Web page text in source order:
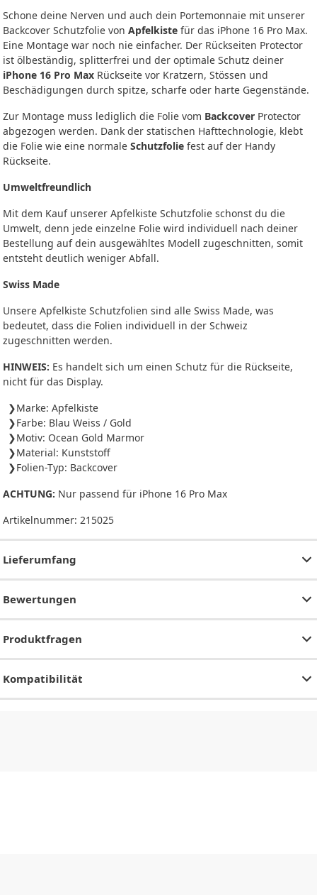
Schone deine Nerven und auch dein Portemonnaie mit unserer
Backcover Schutzfolie von Apfelkiste für das iPhone 16 Pro Max.
Eine Montage war noch nie einfacher. Der Rückseiten Protector
ist ölbeständig, splitterfrei und der optimale Schutz deiner
iPhone 16 Pro Max Rückseite vor Kratzern, Stössen und
Beschädigungen durch spitze, scharfe oder harte Gegenstände.
Zur Montage muss lediglich die Folie vom Backcover Protector
abgezogen werden. Dank der statischen Hafttechnologie, klebt
die Folie wie eine normale Schutzfolie fest auf der Handy
Rückseite.
Umweltfreundlich
Mit dem Kauf unserer Apfelkiste Schutzfolie schonst du die
Umwelt, denn jede einzelne Folie wird individuell nach deiner
Bestellung auf dein ausgewähltes Modell zugeschnitten, somit
entsteht deutlich weniger Abfall.
Swiss Made
Unsere Apfelkiste Schutzfolien sind alle Swiss Made, was
bedeutet, dass die Folien individuell in der Schweiz
zugeschnitten werden.
HINWEIS: Es handelt sich um einen Schutz für die Rückseite,
nicht für das Display.
Marke: Apfelkiste
Farbe: Blau Weiss / Gold
Motiv: Ocean Gold Marmor
Material: Kunststoff
Folien-Typ: Backcover
ACHTUNG: Nur passend für iPhone 16 Pro Max
Artikelnummer: 215025
Lieferumfang
Bewertungen
Produktfragen
Kompatibilität